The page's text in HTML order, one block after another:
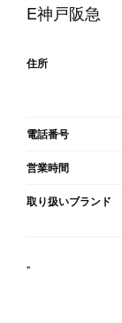
E神戸阪急
住所
電話番号
営業時間
取り扱いブランド
"